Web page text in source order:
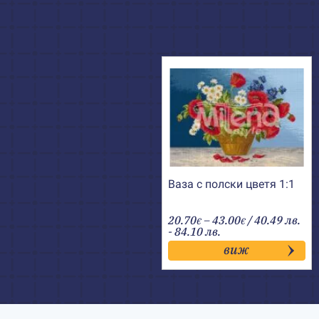
Ваза с полски цветя 1:1
20.70€ –43.00€Price
range:
20.70€
through
43.00€
/ 40.49 лв.
- 84.10 лв.
виж